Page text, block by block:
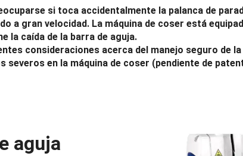
si toca accidentalmente la palanca de
a gran velocidad. La máquina de coser está
la caída de la barra de aguja.
consideraciones acerca del manejo seguro de
severos en la máquina de coser (pendiente de
aguja